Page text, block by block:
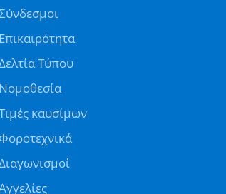
Επικαιρότητα
Τύπου
Νομοθεσία
καυσίμων
Φοροτεχνικά